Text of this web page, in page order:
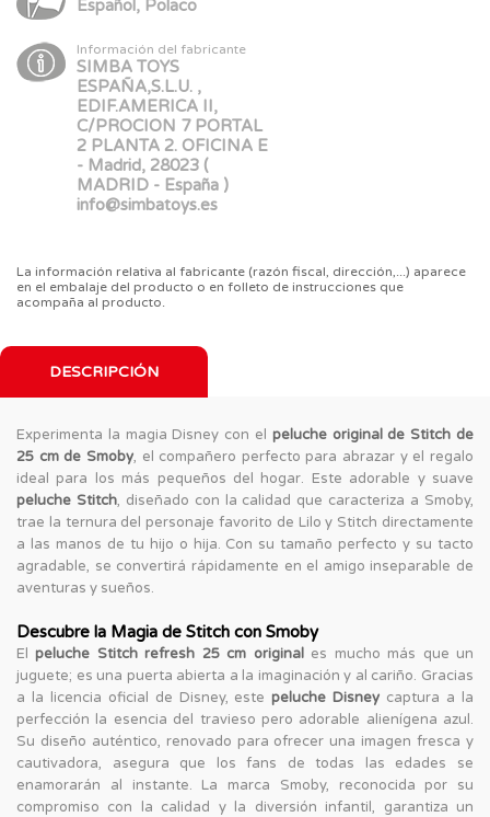
Español, Polaco
Información del fabricante
SIMBA TOYS
ESPAÑA,S.L.U. ,
EDIF.AMERICA II,
C/PROCION 7 PORTAL
2 PLANTA 2. OFICINA E
- Madrid, 28023 (
MADRID - España )
info@simbatoys.es
La información relativa al fabricante (razón fiscal, dirección,...) aparece
en el embalaje del producto o en folleto de instrucciones que
acompaña al producto.
DESCRIPCIÓN
Experimenta la magia Disney con el peluche original de Stitch de
25 cm de Smoby, el compañero perfecto para abrazar y el regalo
ideal para los más pequeños del hogar. Este adorable y suave
peluche Stitch, diseñado con la calidad que caracteriza a Smoby,
trae la ternura del personaje favorito de Lilo y Stitch directamente
a las manos de tu hijo o hija. Con su tamaño perfecto y su tacto
agradable, se convertirá rápidamente en el amigo inseparable de
aventuras y sueños.
Descubre la Magia de Stitch con Smoby
Elpeluche Stitch refresh 25 cm originales mucho más que un
juguete; es una puerta abierta a la imaginación y al cariño. Gracias
a la licencia oficial de Disney, estepeluche Disney captura a la
perfección la esencia del travieso pero adorable alienígena azul.
Su diseño auténtico, renovado para ofrecer una imagen fresca y
cautivadora, asegura que los fans de todas las edades se
enamorarán al instante. La marca Smoby, reconocida por su
compromiso con la calidad y la diversión infantil, garantiza un